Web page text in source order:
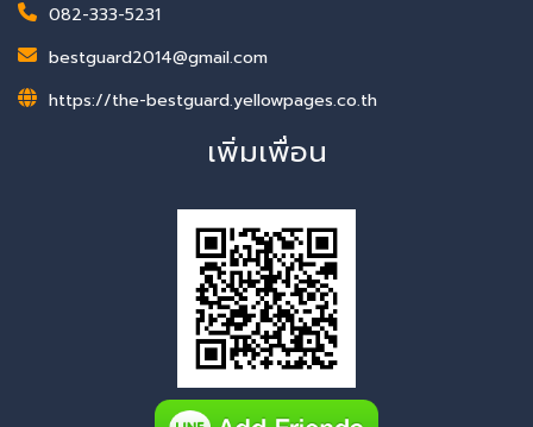
082-333-5231
bestguard2014@gmail.com
https://the-bestguard.yellowpages.co.th
เพิ่มเพื่อน